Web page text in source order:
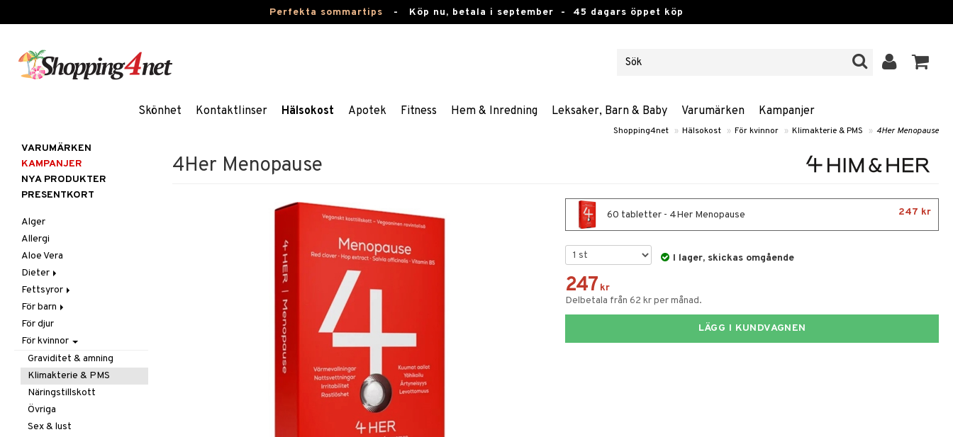
Perfekta sommartips - Köp nu, betala i september - 45 dagars öppet köp
Skönhet Kontaktlinser Hälsokost Apotek Fitness Hem & Inredning Leksaker, Barn & Baby Varumärken Kampanjer
Shopping4net » Hälsokost » För kvinnor » Klimakterie & PMS » 4Her Menopause
4Her Menopause
60 tabletter - 4Her Menopause 247 kr
I lager, skickas omgående
247 kr
Delbetala från 62 kr per månad.
LÄGG I KUNDVAGNEN
VARUMÄRKEN
KAMPANJER
NYA PRODUKTER
PRESENTKORT
Alger
Allergi
Aloe Vera
Dieter
Glutenintolerans
LCHF
Raw Food
Fettsyror
Marina fettsyror
Veg fettsyror
För barn
Fettsyror
Hudvård
Vitamin & mineral
För djur
För kvinnor
Graviditet & amning
Klimakterie & PMS
Näringstillskott
Övriga
Sex & lust